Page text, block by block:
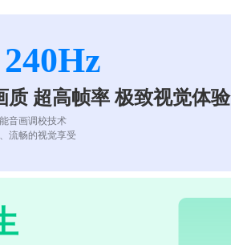
质 超高帧率 极致视觉体验
音画调校技术
流畅的视觉享受